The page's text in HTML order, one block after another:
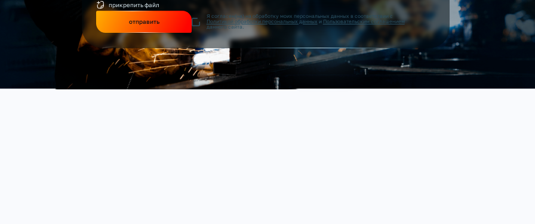
прикрепить файл
отправить
Я согласен(на) на обработку моих персональных данных в соответствии с
Политикой обработки персональных данных и Пользовательским соглашением
данного сайта.